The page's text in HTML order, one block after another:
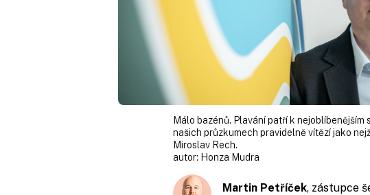
Málo bazénů. Plavání patří k nejoblíbenějším
našich průzkumech pravidelně vítězí jako
Miroslav Rech.
autor: Honza Mudra
Martin Petříček, zástupce